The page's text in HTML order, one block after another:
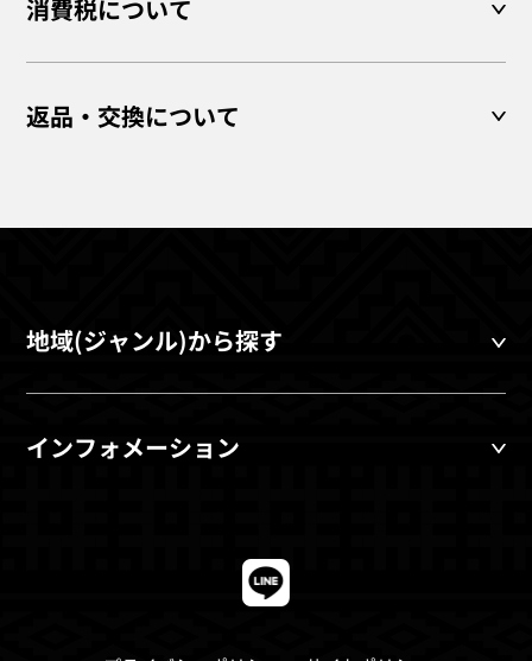
消費税について
返品・交換について
地域(ジャンル)から探す
インフォメーション